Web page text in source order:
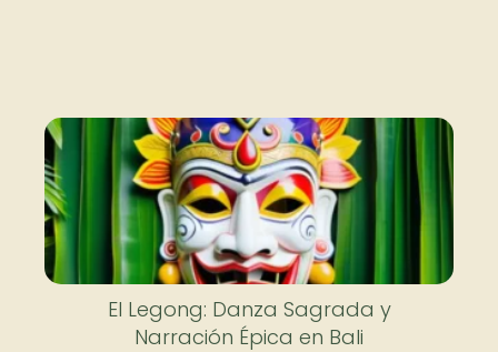
El Legong: Danza Sagrada y
Narración Épica en Bali